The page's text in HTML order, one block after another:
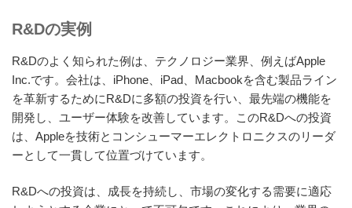
R&Dの実例
R&Dのよく知られた例は、テクノロジー業界、例えばApple
Inc.です。会社は、iPhone、iPad、Macbookを含む製品ライン
を革新するためにR&Dに多額の投資を行い、最先端の機能を
開発し、ユーザー体験を改善しています。このR&Dへの投資
は、Appleを技術とコンシューマーエレクトロニクスのリーダ
ーとして一貫して位置づけています。
R&Dへの投資は、成長を持続し、市場の変化する需要に適応